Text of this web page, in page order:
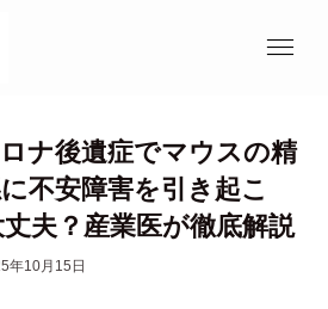
ロナ後遺症でマウスの精
不安障害を引き起こ
夫？産業医が徹底解説
年10月15日